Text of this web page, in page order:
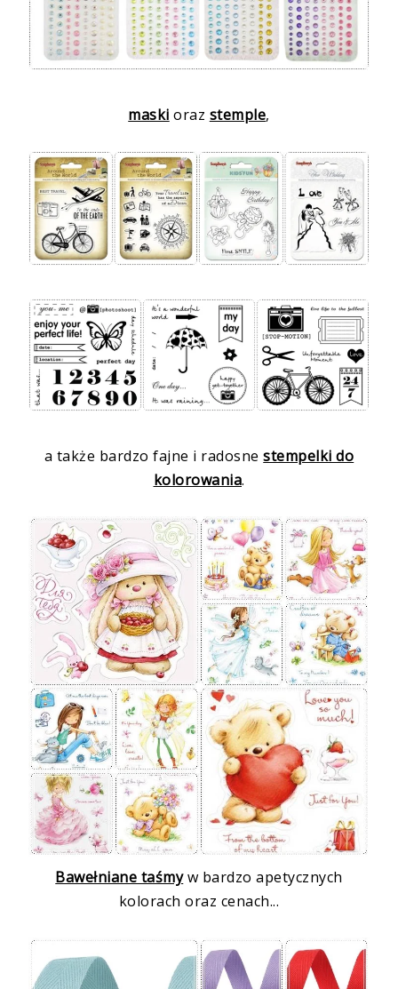
maski oraz stemple,
a także bardzo fajne i radosnestempelki do
kolorowania.
Bawełniane taśmyw bardzo apetycznych
kolorach oraz cenach...